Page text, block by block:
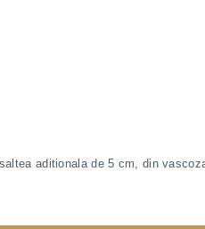
aditionala de 5 cm, din